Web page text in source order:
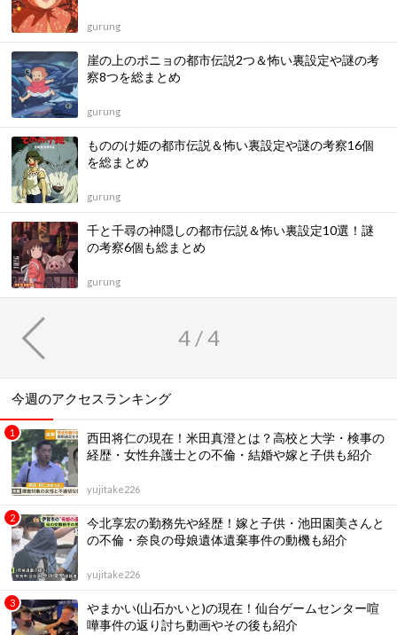
gurung
崖の上のポニョの都市伝説2つ＆怖い裏設定や謎の考
察8つを総まとめ
gurung
もののけ姫の都市伝説＆怖い裏設定や謎の考察16個
を総まとめ
gurung
千と千尋の神隠しの都市伝説＆怖い裏設定10選！謎
の考察6個も総まとめ
gurung
4 / 4
今週のアクセスランキング
西田将仁の現在！米田真澄とは？高校と大学・検事の
経歴・女性弁護士との不倫・結婚や嫁と子供も紹介
yujitake226
今北享宏の勤務先や経歴！嫁と子供・池田園美さんと
の不倫・奈良の母娘遺体遺棄事件の動機も紹介
yujitake226
やまかい(山石かいと)の現在！仙台ゲームセンター喧
嘩事件の返り討ち動画やその後も紹介